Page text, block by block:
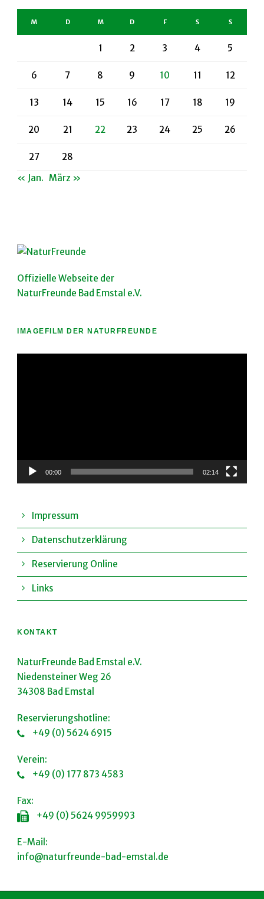
M D M D F S S
1 2 3 4 5
6 7 8 9 10 11 12
13 14 15 16 17 18 19
20 21 22 23 24 25 26
27
28
« Jan. März »
Offizielle Webseite der
NaturFreunde Bad Emstal e.V.
IMAGEFILM DER NATURFREUNDE
00:00 02:14
Impressum
Datenschutzerklärung
Reservierung Online
Links
KONTAKT
NaturFreunde Bad Emstal e.V.
Niedensteiner Weg 26
34308 Bad Emstal
Reservierungshotline:
+49 (0) 5624 6915
Verein:
+49 (0) 177 873 4583
Fax:
+49 (0) 5624 9959993
E-Mail:
info@naturfreunde-bad-emstal.de